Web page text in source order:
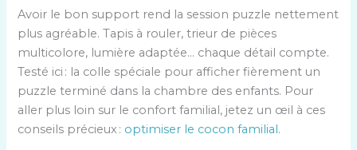
Avoir le bon support rend la session puzzle nettement
plus agréable. Tapis à rouler, trieur de pièces
multicolore, lumière adaptée… chaque détail compte.
Testé ici : la colle spéciale pour afficher fièrement un
puzzle terminé dans la chambre des enfants. Pour
aller plus loin sur le confort familial, jetez un œil à ces
conseils précieux : optimiser le cocon familial.